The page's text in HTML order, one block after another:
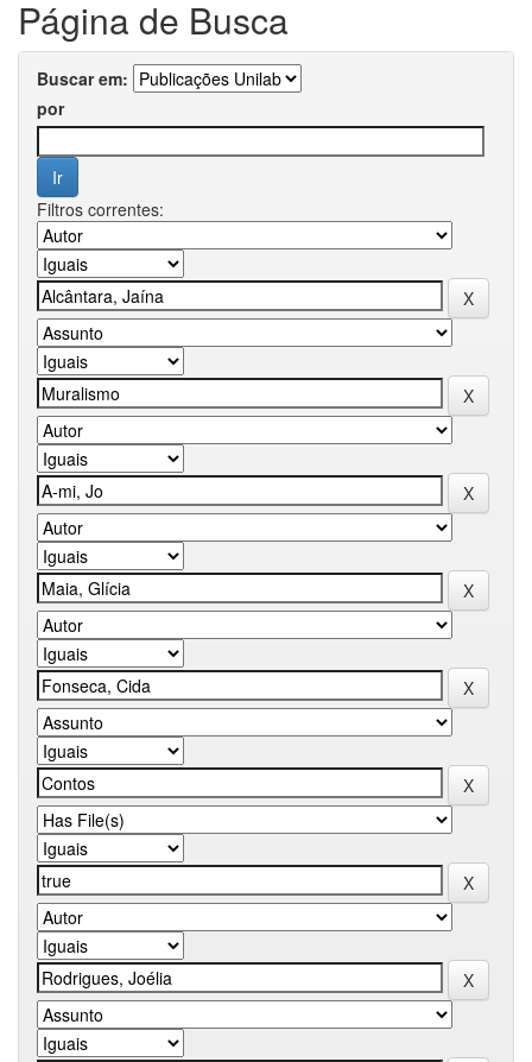
Página de Busca
Buscar em:
por
Filtros correntes: